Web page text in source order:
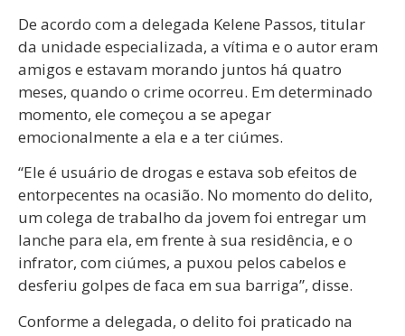
De acordo com a delegada Kelene Passos, titular
da unidade especializada, a vítima e o autor eram
amigos e estavam morando juntos há quatro
meses, quando o crime ocorreu. Em determinado
momento, ele começou a se apegar
emocionalmente a ela e a ter ciúmes.
“Ele é usuário de drogas e estava sob efeitos de
entorpecentes na ocasião. No momento do delito,
um colega de trabalho da jovem foi entregar um
lanche para ela, em frente à sua residência, e o
infrator, com ciúmes, a puxou pelos cabelos e
desferiu golpes de faca em sua barriga”, disse.
Conforme a delegada, o delito foi praticado na